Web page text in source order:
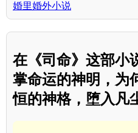
婚里婚外小说
在《司命》这部小
掌命运的神明，为
恒的神格，堕入凡